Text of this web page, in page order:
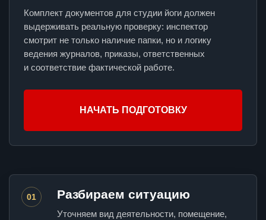
Комплект документов для студии йоги должен
выдерживать реальную проверку: инспектор
смотрит не только наличие папки, но и логику
ведения журналов, приказы, ответственных
и соответствие фактической работе.
НАЧАТЬ ПОДГОТОВКУ
01 Разбираем ситуацию
Уточняем вид деятельности, помещение,